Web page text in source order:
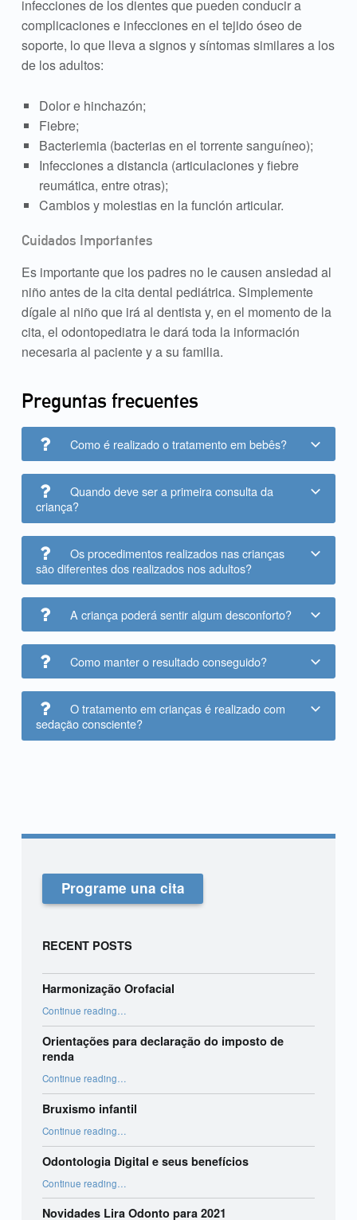
infecciones de los dientes que pueden conducir a
complicaciones e infecciones en el tejido óseo de
soporte, lo que lleva a signos y síntomas similares a los
de los adultos:
Dolor e hinchazón;
Fiebre;
Bacteriemia (bacterias en el torrente sanguíneo);
Infecciones a distancia (articulaciones y fiebre
reumática, entre otras);
Cambios y molestias en la función articular.
Cuidados Importantes
Es importante que los padres no le causen ansiedad al
niño antes de la cita dental pediátrica. Simplemente
dígale al niño que irá al dentista y, en el momento de la
cita, el odontopediatra le dará toda la información
necesaria al paciente y a su familia.
Preguntas frecuentes
Como é realizado o tratamento em bebês?
Quando deve ser a primeira consulta da
criança?
Os procedimentos realizados nas crianças
são diferentes dos realizados nos adultos?
A criança poderá sentir algum desconforto?
Como manter o resultado conseguido?
O tratamento em crianças é realizado com
sedação consciente?
Programe una cita
RECENT POSTS
Harmonização Orofacial
Continue reading …
Orientações para declaração do imposto de
renda
Continue reading“Orientações para declaração do imposto de renda”
…
Bruxismo infantil
Continue reading …
Odontologia Digital e seus benefícios
Continue reading …
Novidades Lira Odonto para 2021